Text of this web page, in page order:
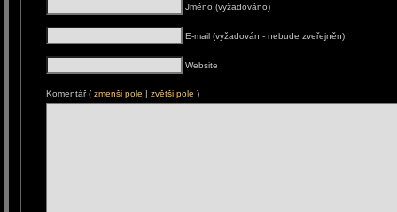
Jméno (vyžadováno)
E-mail (vyžadován - nebude zveřejněn)
Website
Komentář ( zmenši pole | zvětši pole )